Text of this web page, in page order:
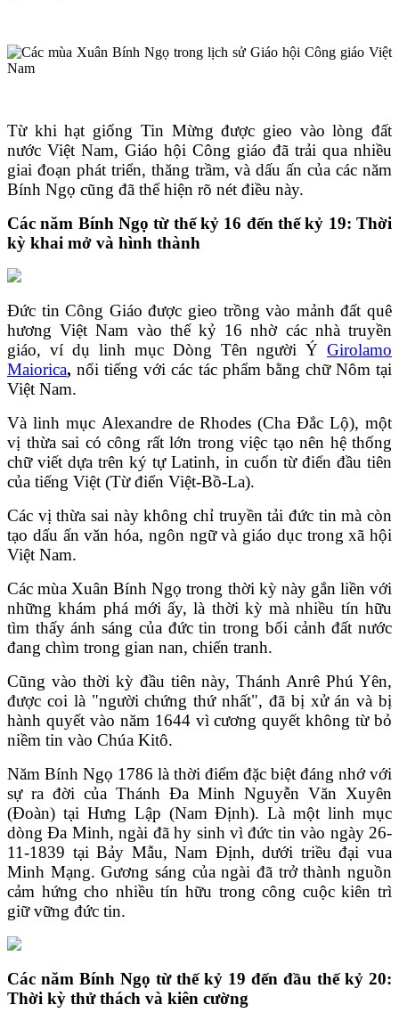
Từ khi hạt giống Tin Mừng được gieo vào lòng đất
nước Việt Nam, Giáo hội Công giáo đã trải qua nhiều
giai đoạn phát triển, thăng trầm, và dấu ấn của các năm
Bính Ngọ cũng đã thể hiện rõ nét điều này.
Các năm Bính Ngọ từ thế kỷ 16 đến thế kỷ 19: Thời
kỳ khai mở và hình thành
Đức tin Công Giáo được gieo trồng vào mảnh đất quê
hương Việt Nam vào thế kỷ 16 nhờ các nhà truyền
giáo, ví dụ linh mục Dòng Tên người Ý Girolamo
Maiorica, nổi tiếng với các tác phẩm bằng chữ Nôm tại
Việt Nam.
Và linh mục Alexandre de Rhodes (Cha Đắc Lộ), một
vị thừa sai có công rất lớn trong việc tạo nên hệ thống
chữ viết dựa trên ký tự Latinh, in cuốn từ điển đầu tiên
của tiếng Việt (Từ điển Việt-Bồ-La).
Các vị thừa sai này không chỉ truyền tải đức tin mà còn
tạo dấu ấn văn hóa, ngôn ngữ và giáo dục trong xã hội
Việt Nam.
Các mùa Xuân Bính Ngọ trong thời kỳ này gắn liền với
những khám phá mới ấy, là thời kỳ mà nhiều tín hữu
tìm thấy ánh sáng của đức tin trong bối cảnh đất nước
đang chìm trong gian nan, chiến tranh.
Cũng vào thời kỳ đầu tiên này, Thánh Anrê Phú Yên,
được coi là "người chứng thứ nhất", đã bị xử án và bị
hành quyết vào năm 1644 vì cương quyết không từ bỏ
niềm tin vào Chúa Kitô.
Năm Bính Ngọ 1786 là thời điểm đặc biệt đáng nhớ với
sự ra đời của Thánh Đa Minh Nguyễn Văn Xuyên
(Đoàn) tại Hưng Lập (Nam Định). Là một linh mục
dòng Đa Minh, ngài đã hy sinh vì đức tin vào ngày 26-
11-1839 tại Bảy Mẫu, Nam Định, dưới triều đại vua
Minh Mạng. Gương sáng của ngài đã trở thành nguồn
cảm hứng cho nhiều tín hữu trong công cuộc kiên trì
giữ vững đức tin.
Các năm Bính Ngọ từ thế kỷ 19 đến đầu thế kỷ 20:
Thời kỳ thử thách và kiên cường